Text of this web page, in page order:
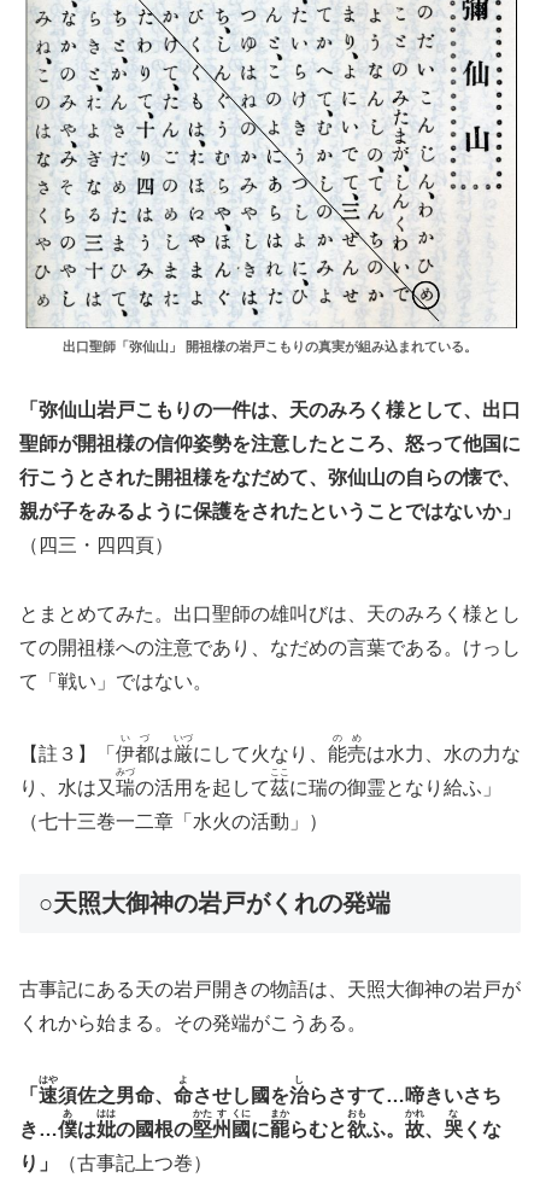
出口聖師「弥仙山」 開祖様の岩戸こもりの真実が組み込まれている。
「弥仙山岩戸こもりの一件は、天のみろく様として、出口
聖師が開祖様の信仰姿勢を注意したところ、怒って他国に
行こうとされた開祖様をなだめて、弥仙山の自らの懐で、
親が子をみるように保護をされたということではないか」
（四三・四四頁）
とまとめてみた。出口聖師の雄叫びは、天のみろく様とし
ての開祖様への注意であり、なだめの言葉である。けっし
て「戦い」ではない。
【註３】「 伊
い
都
づ
は厳
いづ
にして火なり、 能
の
売
め
は水力、水の力な
り、水は又 瑞
みづ
の活用を起して茲
ここ
に瑞の御霊となり給ふ」
（七十三巻一二章「水火の活動」）
○天照大御神の岩戸がくれの発端
古事記にある天の岩戸開きの物語は、天照大御神の岩戸が
くれから始まる。その発端がこうある。
「 速
はや
須佐之男命、 命
よ
させし國を治
し
らさすて…啼きいさち
き…僕
あ
は妣
はは
の國根の堅
かた
州
す
國
くに
に罷
まか
らむと欲
おも
ふ。 故
かれ
、 哭
な
くな
り」
（古事記上つ巻）